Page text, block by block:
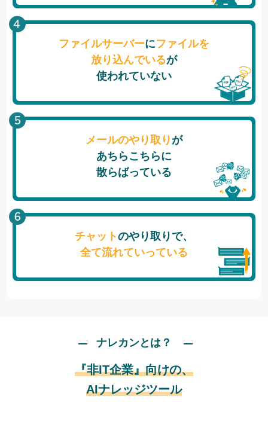
ファイルサーバーにファイルを
放り込んでいるが
使われていない
メールのやり取り が
あちらこちらに
散らばっている
チャットのやり取りで、
全て流れていっている
ナレカンとは？
『非IT企業』向けの、
AIナレッジツール